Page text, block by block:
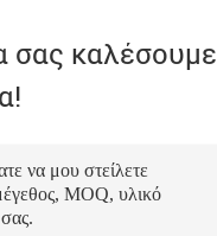
σας καλέσουμε